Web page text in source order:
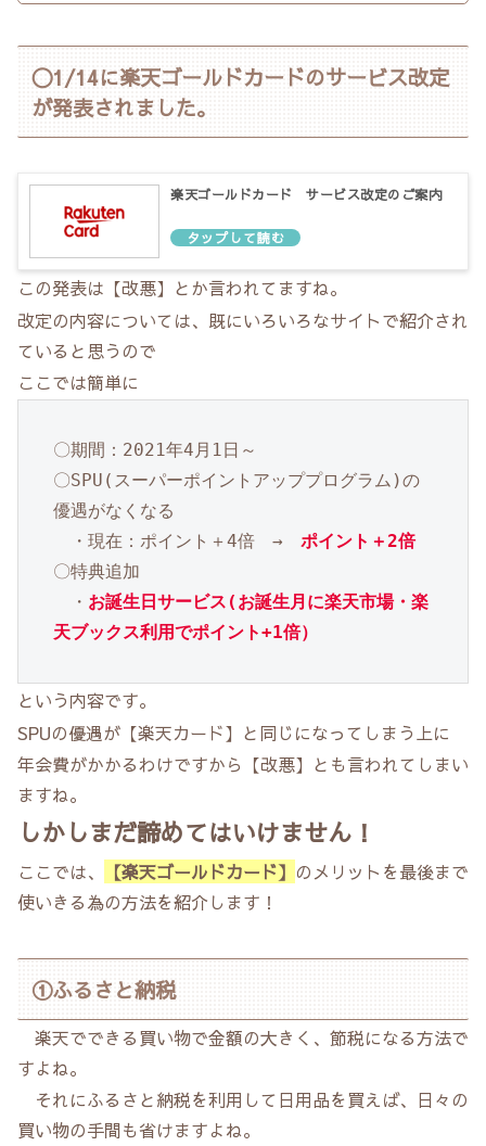
〇1/14に楽天ゴールドカードのサービス改定
が発表されました。
楽天ゴールドカード サービス改定のご案内
この発表は【改悪】とか言われてますね。
改定の内容については、既にいろいろなサイトで紹介され
ていると思うので
ここでは簡単に
〇期間：2021年4月1日～
〇SPU(スーパーポイントアッププログラム)の
優遇がなくなる
・現在：ポイント＋4倍　→ ポイント＋2倍
〇特典追加
・ お誕生日サービス(お誕生月に楽天市場・楽
天ブックス利用でポイント+1倍）
という内容です。
SPUの優遇が【楽天カード】と同じになってしまう上に
年会費がかかるわけですから【改悪】とも言われてしまい
ますね。
しかしまだ諦めてはいけません！
ここでは、 【楽天ゴールドカード】 のメリットを最後まで
使いきる為の方法を紹介します！
①ふるさと納税
楽天でできる買い物で金額の大きく、節税になる方法で
すよね。
それにふるさと納税を利用して日用品を買えば、日々の
買い物の手間も省けますよね。